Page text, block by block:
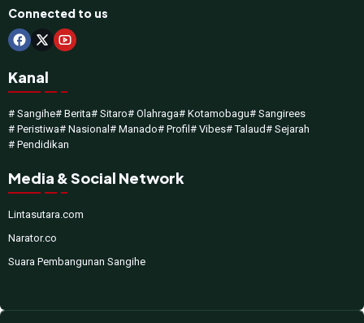
Connected to us
Kanal
# Sangihe# Berita# Sitaro# Olahraga# Kotamobagu# Sangirees
# Peristiwa# Nasional # Manado# Profil # Vibes# Talaud# Sejarah
# Pendidikan
Media & Social Network
Lintasutara.com
Narator.co
Suara Pembangunan Sangihe